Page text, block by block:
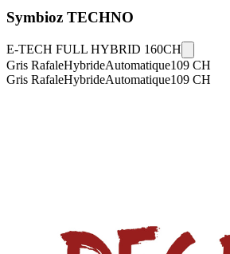
Symbioz TECHNO
E-TECH FULL HYBRID 160CH
Gris RafaleHybrideAutomatique109 CH
Gris RafaleHybrideAutomatique109 CH